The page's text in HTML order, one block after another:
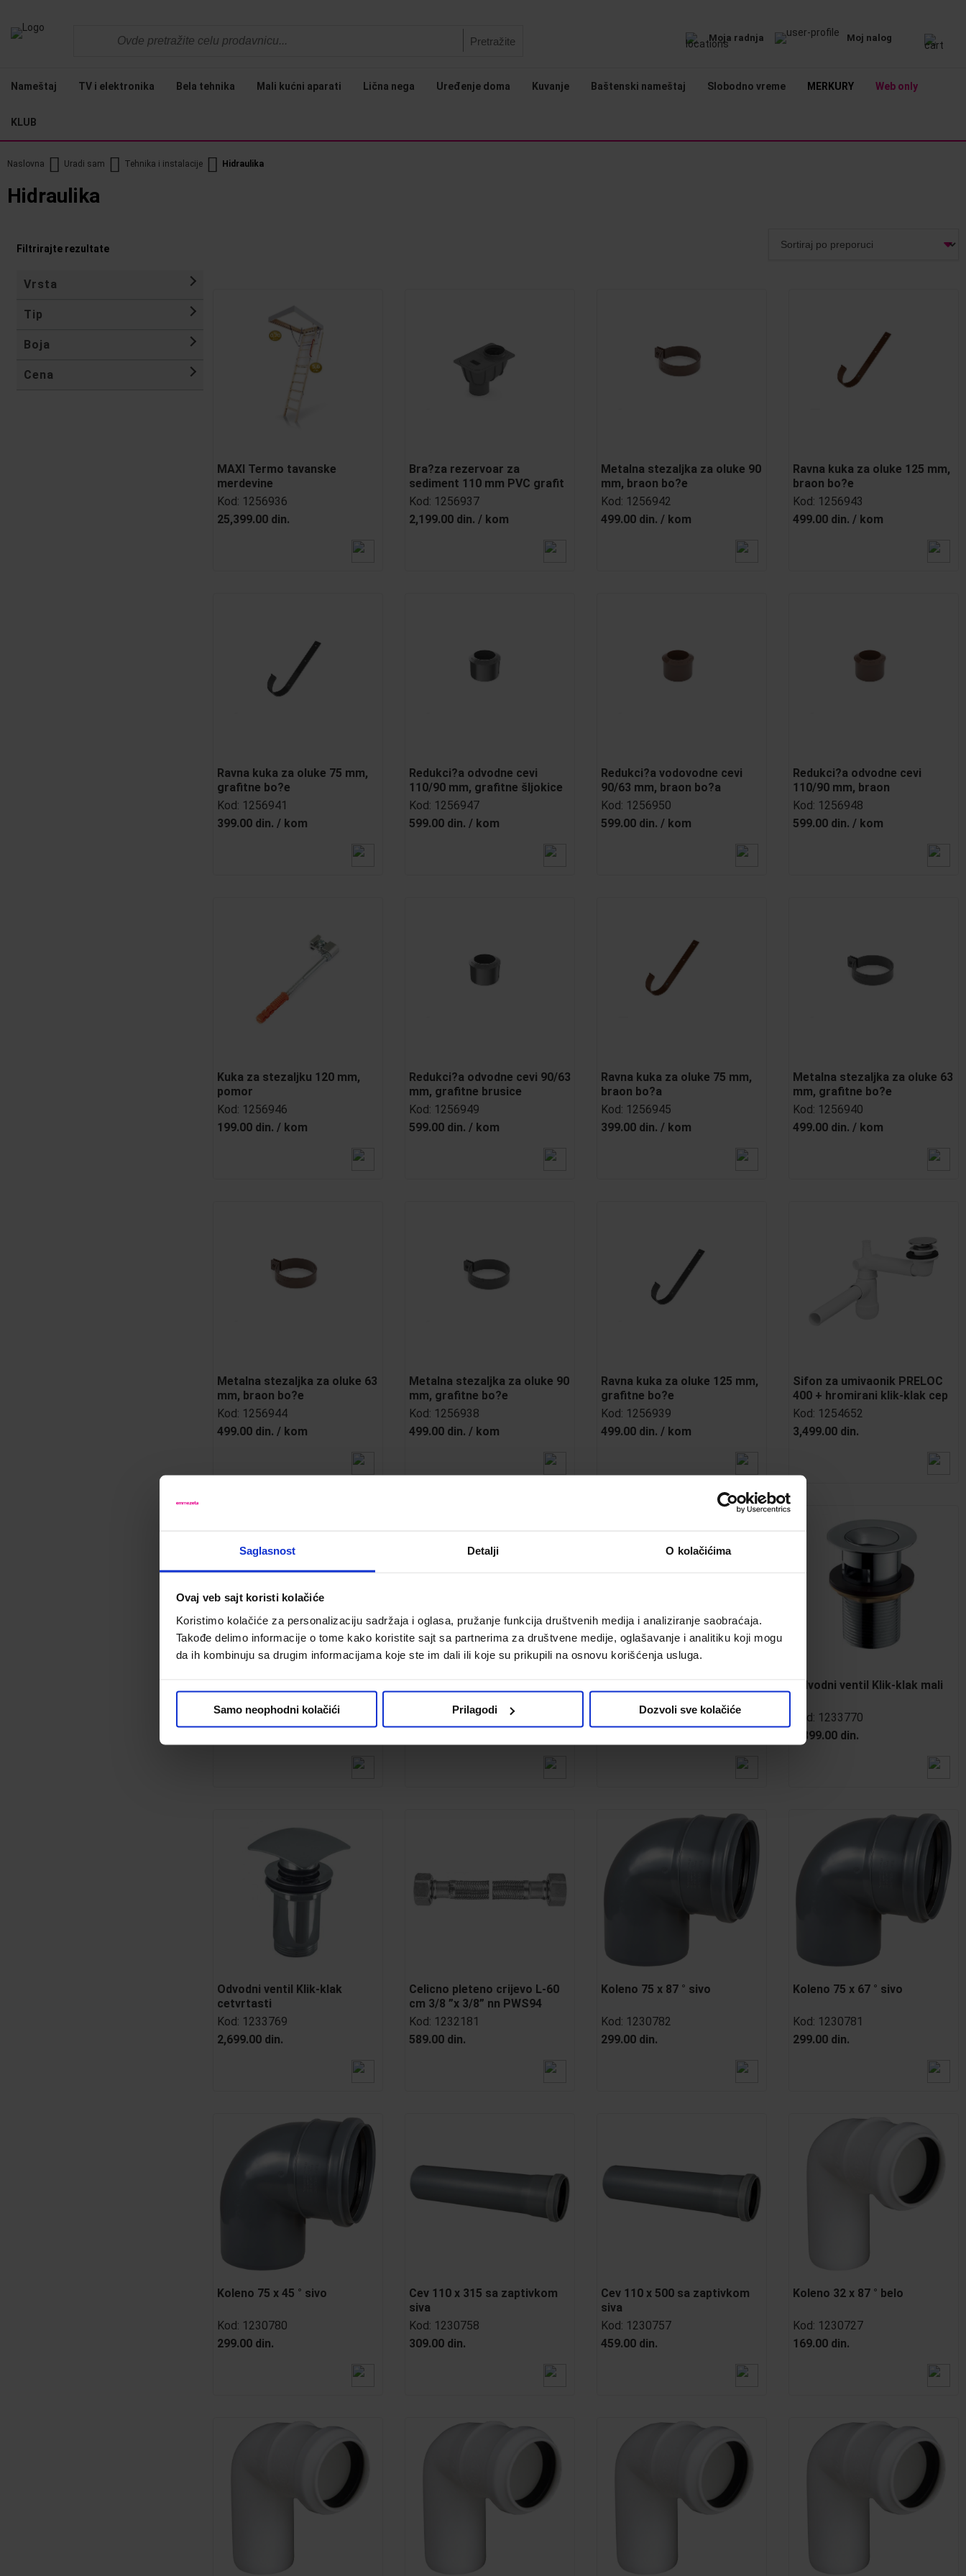
Saglasnost Detalji O kolačićima
Ovaj veb sajt koristi kolačiće
Koristimo kolačiće za personalizaciju sadržaja i oglasa, pružanje funkcija društvenih medija i analiziranje saobraćaja.
Takođe delimo informacije o tome kako koristite sajt sa partnerima za društvene medije, oglašavanje i analitiku koji mogu
da ih kombinuju sa drugim informacijama koje ste im dali ili koje su prikupili na osnovu korišćenja usluga.
Samo neophodni kolačići Prilagodi Dozvoli sve kolačiće
Pretražite Moja radnja Moj nalog
Nameštaj TV i elektronika Bela tehnika Mali kućni aparati Lična nega Uređenje doma Kuvanje Baštenski nameštaj Slobodno vreme MERKURY Web only
KLUB
Naslovna Uradi sam Tehnika i instalacije Hidraulika
Hidraulika
Filtrirajte rezultate
Vrsta
Tip
Boja
Cena
MAXI Termo tavanske
merdevine
Kod: 1256936
25,399.00 din.
Bra?za rezervoar za
sediment 110 mm PVC grafit
Kod: 1256937
2,199.00 din. / kom
Metalna stezaljka za oluke 90
mm, braon bo?e
Kod: 1256942
499.00 din. / kom
Ravna kuka za oluke 125 mm,
braon bo?e
Kod: 1256943
499.00 din. / kom
Ravna kuka za oluke 75 mm,
grafitne bo?e
Kod: 1256941
399.00 din. / kom
Redukci?a odvodne cevi
110/90 mm, grafitne šljokice
Kod: 1256947
599.00 din. / kom
Redukci?a vodovodne cevi
90/63 mm, braon bo?a
Kod: 1256950
599.00 din. / kom
Redukci?a odvodne cevi
110/90 mm, braon
Kod: 1256948
599.00 din. / kom
Kuka za stezaljku 120 mm,
pomor
Kod: 1256946
199.00 din. / kom
Redukci?a odvodne cevi 90/63
mm, grafitne brusice
Kod: 1256949
599.00 din. / kom
Ravna kuka za oluke 75 mm,
braon bo?a
Kod: 1256945
399.00 din. / kom
Metalna stezaljka za oluke 63
mm, grafitne bo?e
Kod: 1256940
499.00 din. / kom
Metalna stezaljka za oluke 63
mm, braon bo?e
Kod: 1256944
499.00 din. / kom
Metalna stezaljka za oluke 90
mm, grafitne bo?e
Kod: 1256938
499.00 din. / kom
Ravna kuka za oluke 125 mm,
grafitne bo?e
Kod: 1256939
499.00 din. / kom
Sifon za umivaonik PRELOC
400 + hromirani klik-klak cep
Kod: 1254652
3,499.00 din.
Kod: 1254651
1254650
1233771
Odvodni ventil Klik-klak mali
Kod: 1233770
1,899.00 din.
Odvodni ventil Klik-klak
cetvrtasti
Kod: 1233769
2,699.00 din.
Celicno pleteno crijevo L-60
cm 3/8 ”x 3/8” nn PWS94
Kod: 1232181
589.00 din.
Koleno 75 x 87 ° sivo
Kod: 1230782
299.00 din.
Koleno 75 x 67 ° sivo
Kod: 1230781
299.00 din.
Koleno 75 x 45 ° sivo
Kod: 1230780
299.00 din.
Cev 110 x 315 sa zaptivkom
siva
Kod: 1230758
309.00 din.
Cev 110 x 500 sa zaptivkom
siva
Kod: 1230757
459.00 din.
Koleno 32 x 87 ° belo
Kod: 1230727
169.00 din.